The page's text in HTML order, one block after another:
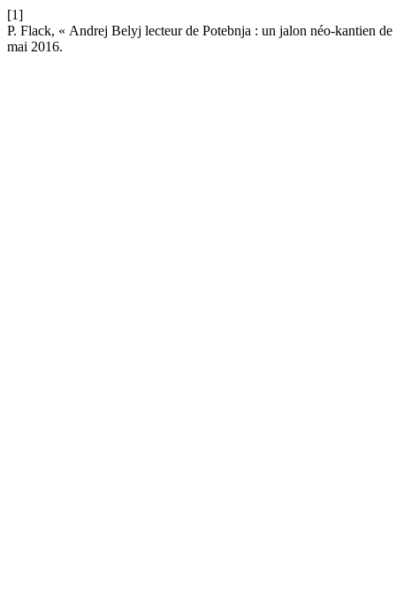
[1]
P. Flack, « Andrej Belyj lecteur de Potebnja : un jalon néo-kantien
mai 2016.